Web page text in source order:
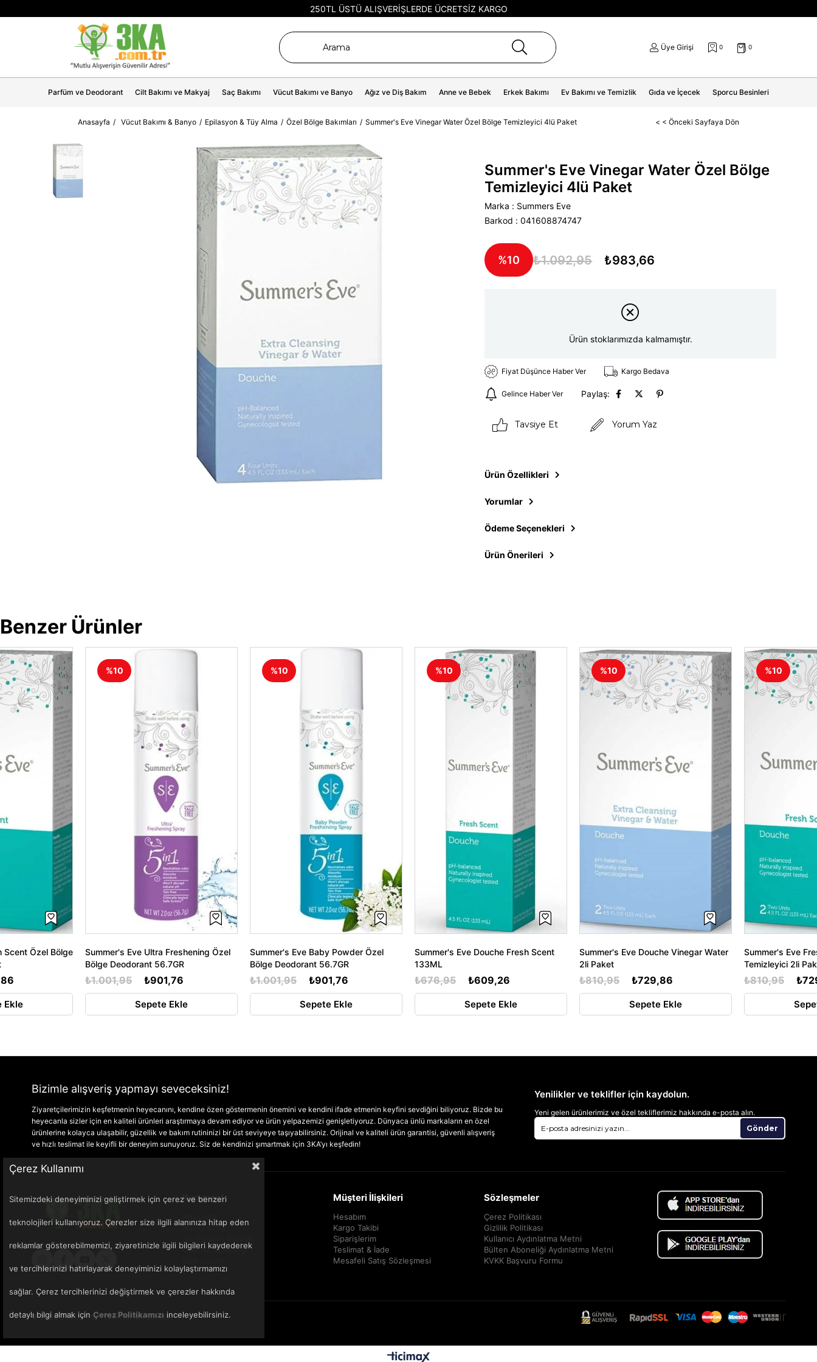
250TL ÜSTÜ ALIŞVERİŞLERDE ÜCRETSİZ KARGO
Üye Girişi 0 0
Parfüm ve Deodorant Cilt Bakımı ve Makyaj Saç Bakımı Vücut Bakımı ve Banyo Ağız ve Diş Bakım Anne ve Bebek Erkek Bakımı Ev Bakımı ve Temizlik Gıda ve İçecek Sporcu Besinleri
Anasayfa Vücut Bakımı & Banyo Epilasyon & Tüy Alma Özel Bölge Bakımları Summer's Eve Vinegar Water Özel Bölge Temizleyici 4lü Paket < < Önceki Sayfaya Dön
Summer's Eve Vinegar Water Özel Bölge
Temizleyici 4lü Paket
Marka : Summers Eve
Barkod : 041608874747
10 ₺1.092,95 ₺983,66
Ürün stoklarımızda kalmamıştır.
Fiyat Düşünce Haber Ver Kargo Bedava
Gelince Haber Ver Paylaş:
Tavsiye Et Yorum Yaz
Ürün Özellikleri
Yorumlar
Ödeme Seçenekleri
Ürün Önerileri
Benzer Ürünler
Scent Özel Bölge
Ekle
Summer's Eve Ultra Freshening Özel
Bölge Deodorant 56.7GR
₺901,76
₺1.001,95
Sepete Ekle
%10
Summer's Eve Baby Powder Özel
Bölge Deodorant 56.7GR
₺901,76
₺1.001,95
Sepete Ekle
%10
Summer's Eve Douche Fresh Scent
133ML
₺609,26
₺676,95
Sepete Ekle
%10
Summer's Eve Douche Vinegar Water
2li Paket
₺729,86
₺810,95
Sepete Ekle
%10
Summer's Eve
Temizleyici 2li
₺810,95
%10
Bizimle alışveriş yapmayı seveceksiniz!
Ziyaretçilerimizin keşfetmenin heyecanını, kendine özen göstermenin önemini ve kendini ifade etmenin keyfini sevdiğini biliyoruz. Bizde bu
heyecanla sizler için en kaliteli ürünleri araştırmaya devam ediyor ve ürün yelpazemizi genişletiyoruz. Dünyaca ünlü markaların en özel
ürünlerine kolayca ulaşabilir, güzellik ve bakım rutininizi bir üst seviyeye taşıyabilirsiniz. Orijinal ve kaliteli ürün garantisi, güvenli alışveriş
ve hızlı teslimat ile keyifli bir deneyim sunuyoruz. Siz de kendinizi şımartmak için 3KA’yı keşfedin!
Yenilikler ve teklifler için kaydolun.
Yeni gelen ürünlerimiz ve özel tekliflerimiz hakkında e-posta alın.
Gönder
Kurumsal
Hakkımızda
Ödeme Güvenliği
Müşteri İlişkileri
Hesabım
Kargo Takibi
Siparişlerim
Teslimat & İade
Mesafeli Satış Sözleşmesi
Sözleşmeler
Çerez Politikası
Gizlilik Politikası
Kullanıcı Aydınlatma Metni
Bülten Aboneliği Aydınlatma Metni
KVKK Başvuru Formu
© 2025 3ka.com.tr - Tüm Hakları Saklıdır.
Çerez Kullanımı
Sitemizdeki deneyiminizi geliştirmek için çerez ve benzeri
teknolojileri kullanıyoruz. Çerezler size ilgili alanınıza hitap eden
reklamlar gösterebilmemizi, ziyaretinizle ilgili bilgileri kaydederek
ve tercihlerinizi hatırlayarak deneyiminizi kolaylaştırmamızı
sağlar. Çerez tercihlerinizi değiştirmek ve çerezler hakkında
detaylı bilgi almak için Çerez Politikamızı inceleyebilirsiniz.